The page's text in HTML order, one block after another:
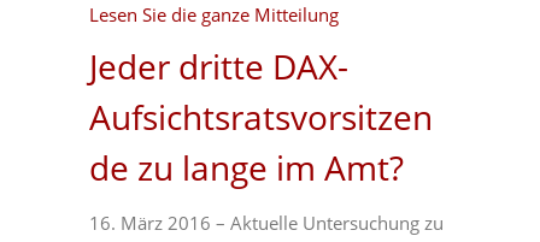
Lesen Sie die ganze Mitteilung
Jeder dritte DAX-
Aufsichtsratsvorsitzen
de zu lange im Amt?
16. März 2016 – Aktuelle Untersuchung zu